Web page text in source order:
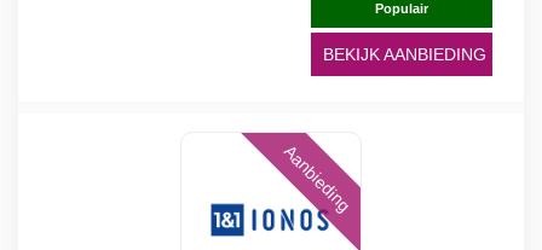
Populair
BEKIJK AANBIEDING
Aanbieding